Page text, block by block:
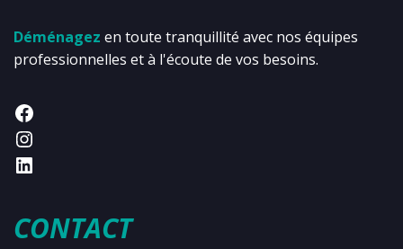
Déménagez en toute tranquillité avec nos équipes
professionnelles et à l'écoute de vos besoins.
CONTACT